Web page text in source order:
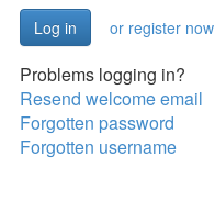
or register now
Problems logging in?
Resend welcome email
Forgotten password
Forgotten username